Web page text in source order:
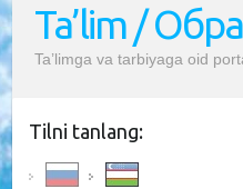
Ta’lim /
Ta’limga va tarbiyaga oid
Tilni tanlang: